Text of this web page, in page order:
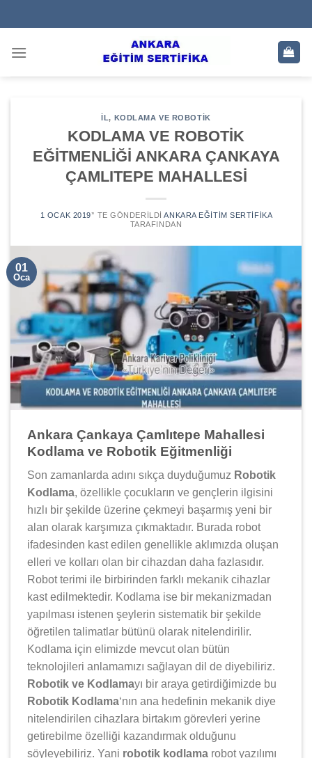
to
IL, KODLAMA VE ROBOTIK
KODLAMA VE ROBOTİK
EĞİTMENLİĞİ ANKARA ÇANKAYA
ÇAMLITEPE MAHALLESİ
1 OCAK 2019’' TE GÖNDERILDI ANKARA EĞITIM SERTIFIKA
TARAFINDAN
01
Oca
Ankara Çankaya Çamlıtepe Mahallesi
Kodlama ve Robotik Eğitmenliği
Son zamanlarda adını sıkça duyduğumuz Robotik
Kodlama, özellikle çocukların ve gençlerin ilgisini
hızlı bir şekilde üzerine çekmeyi başarmış yeni bir
alan olarak karşımıza çıkmaktadır. Burada robot
ifadesinden kast edilen genellikle aklımızda oluşan
elleri ve kolları olan bir cihazdan daha fazlasıdır.
Robot terimi ile birbirinden farklı mekanik cihazlar
kast edilmektedir. Kodlama ise bir mekanizmadan
yapılması istenen şeylerin sistematik bir şekilde
öğretilen talimatlar bütünü olarak nitelendirilir.
Kodlama için elimizde mevcut olan bütün
teknolojileri anlamamızı sağlayan dil de diyebiliriz.
Robotik ve Kodlamayı bir araya getirdiğimizde bu
Robotik Kodlama‘nın ana hedefinin mekanik diye
nitelendirilen cihazlara birtakım görevleri yerine
getirebilme özelliği kazandırmak olduğunu
söyleyebiliriz. Yani robotik kodlama robot yazılımı